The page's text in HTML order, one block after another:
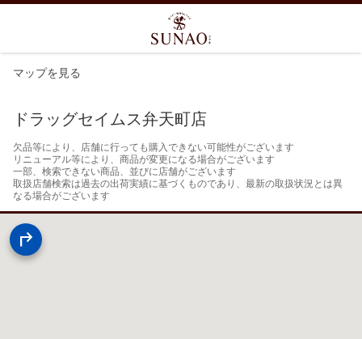
マップを見る
ドラッグセイムス弁天町店
欠品等により、店舗に行っても購入できない可能性がございます
リニューアル等により、商品が変更になる場合がございます
一部、検索できない商品、並びに店舗がございます
取扱店舗検索は過去の出荷実績に基づくものであり、最新の取扱状況とは異
なる場合がございます